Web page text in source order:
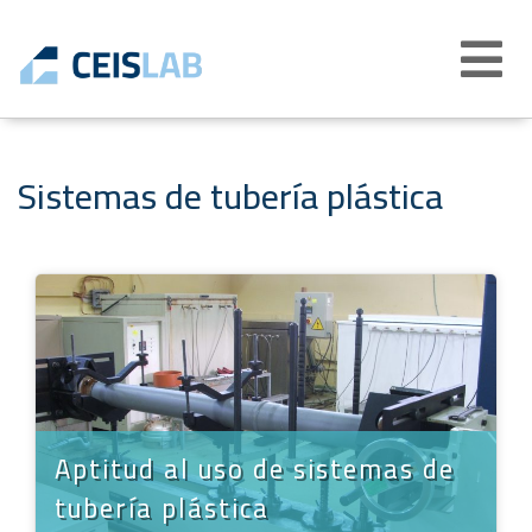
Abrir
menú
Sistemas de tubería plástica
Aptitud al uso de sistemas de
tubería plástica